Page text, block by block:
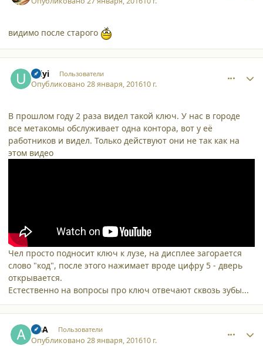
видимо после старого
Uilyi Пользователи
Опубликовано28 января, 201610 г.
В прошлом году 2 раза видел такой ключ. У нас в городе
все метакомы обслуживает одна контора, вот у её
работников и видел. Только действуют они не так как на
этом видео
Чел просто подносит ключ к лузе, на дисплее загорается
слово "код", после этого нажимает вроде цифру 5 - дверь
открывается.
Естественно на вопросы про ключ отвечают сквозь зубы...
ABA Пользователи
Опубликовано28 января, 201610 г.